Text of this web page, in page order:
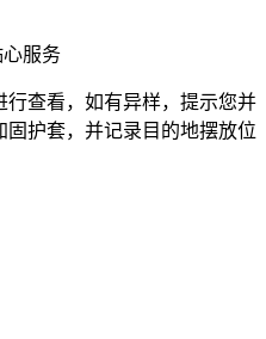
心服务
查看，如有异样，提示您并
护套，并记录目的地摆放位